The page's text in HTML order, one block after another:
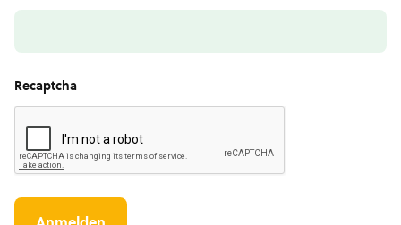
Recaptcha